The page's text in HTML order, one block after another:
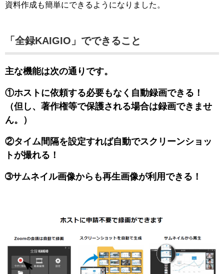
資料作成も簡単にできるようになりました。
「全録KAIGIO」でできること
主な機能は次の通りです。
①ホストに依頼する必要もなく自動録画できる！
（但し、著作権等で保護される場合は録画できませ
ん。）
②タイム間隔を設定すれば自動でスクリーンショッ
トが撮れる！
➂サムネイル画像からも再生画像が利用できる！